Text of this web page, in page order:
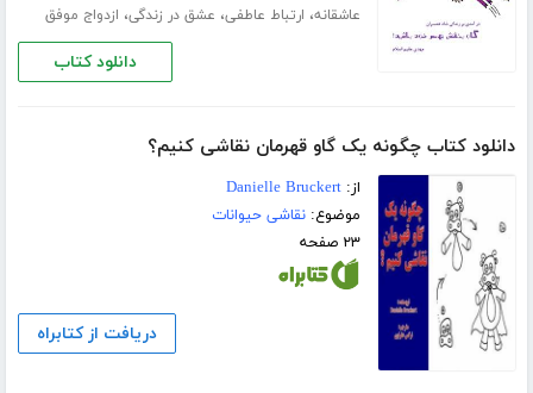
عاشقانه، ارتباط عاطفی، عشق در زندگی، ازدواج موفق
دانلود کتاب
دانلود کتاب چگونه یک گاو قهرمان نقاشی کنیم؟
از:Danielle Bruckert
موضوع:نقاشی حیوانات
۲۳ صفحه
دریافت از کتابراه